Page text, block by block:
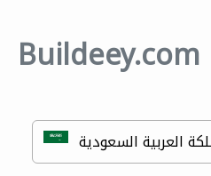
Buildeey.com